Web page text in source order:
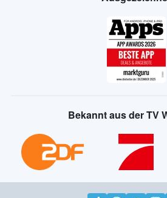
Bekannt aus der TV